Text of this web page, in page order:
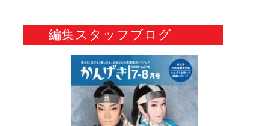
編集スタッフブログ